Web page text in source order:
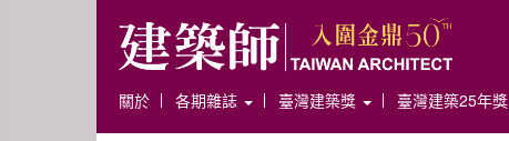
關於 各期雜誌 臺灣建築獎 臺灣建築25年獎